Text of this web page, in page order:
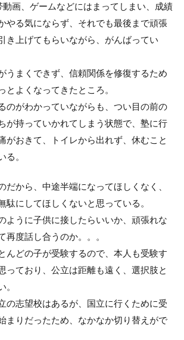
動画、ゲームなどにはまってしまい、成績
やる気にならず、それでも最後まで頑張
き上げてもらいながら、がんばってい
うまくできず、信頼関係を修復するため
とよくなってきたところ。
のがわかっていながらも、つい目の前の
が持っていかれてしまう状態で、塾に行
がおきて、トイレから出れず、休むこと
る。
だから、中途半端になってほしくなく、
駄にしてほしくないと思っている。
ように子供に接したらいいか、頑張れな
再度話し合うのか。。。
んどの子が受験するので、本人も受験す
っており、公立は距離も遠く、選択肢と
。
の志望校はあるが、国立に行くために受
まりだったため、なかなか切り替えがで